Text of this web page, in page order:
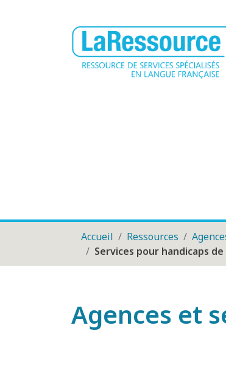
Accueil Ressources
Services pour handicaps
Agences et